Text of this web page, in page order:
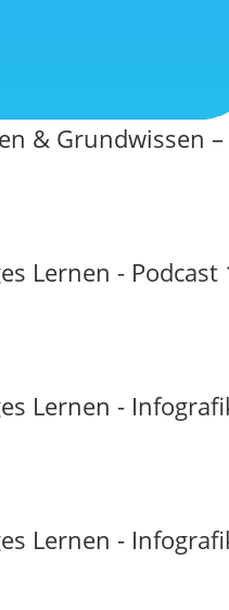
& Grundwissen –
Lernen - Podcast
Lernen -
Lernen -